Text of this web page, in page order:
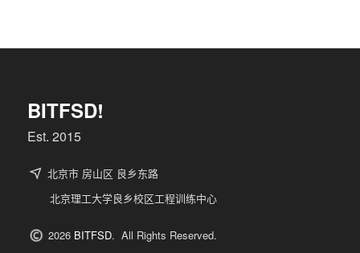
BITFSD!
Est. 2015
北京市 房山区 良乡东路
北京理工大学良乡校区工程训练中心
2026 BITFSD. All Rights Reserved.